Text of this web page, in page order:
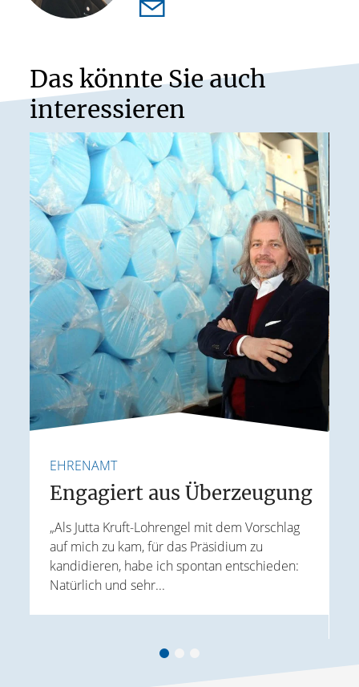
Das könnte Sie auch
interessieren
EHRENAMT
Engagiert aus Überzeugung
„Als Jutta Kruft-Lohrengel mit dem Vorschlag
auf mich zu kam, für das Präsidium zu
kandidieren, habe ich spontan entschieden:
Natürlich und sehr...